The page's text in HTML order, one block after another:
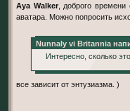
Aya Walker, доброго
аватара. Можно попросить
Nunnaly vi Britannia
Интересно, сколько
все зависит от энтузиазма. )